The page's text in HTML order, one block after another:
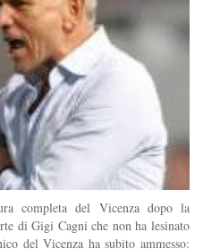
completa del Vicenza dopo la
di Gigi Cagni che non ha lesinato
del Vicenza ha subito ammesso: